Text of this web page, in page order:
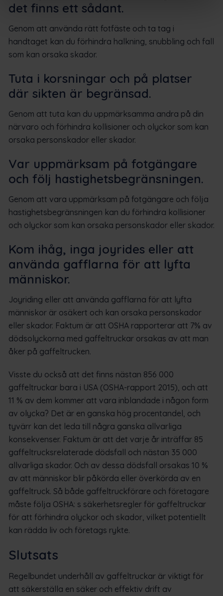
det finns ett sådant.
Genom att använda rätt fotfäste och ta tag i
handtaget kan du förhindra halkning, snubbling och fall
som kan orsaka skador.
Tuta i korsningar och på platser
där sikten är begränsad.
Genom att tuta kan du uppmärksamma andra på din
närvaro och förhindra kollisioner och olyckor som kan
orsaka personskador eller skador.
Var uppmärksam på fotgängare
och följ hastighetsbegränsningen.
Genom att vara uppmärksam på fotgängare och följa
hastighetsbegränsningen kan du förhindra kollisioner
och olyckor som kan orsaka personskador eller skador.
Kom ihåg, inga joyrides eller att
använda gafflarna för att lyfta
människor.
Joyriding eller att använda gafflarna för att lyfta
människor är osäkert och kan orsaka personskador
eller skador. Faktum är att OSHA rapporterar att 7% av
dödsolyckorna med gaffeltruckar orsakas av att man
åker på gaffeltrucken.
Visste du också att det finns nästan 856 000
gaffeltruckar bara i USA (OSHA-rapport 2015), och att
11 % av dem kommer att vara inblandade i någon form
av olycka? Det är en ganska hög procentandel, och
tyvärr kan det leda till några ganska allvarliga
konsekvenser. Faktum är att det varje år inträffar 85
gaffeltrucksrelaterade dödsfall och nästan 35 000
allvarliga skador. Och av dessa dödsfall orsakas 10 %
av att människor blir påkörda eller överkörda av en
gaffeltruck. Så både gaffeltruckförare och företagare
måste följa OSHA: s säkerhetsregler för gaffeltruckar
för att förhindra olyckor och skador, vilket potentiellt
kan rädda liv och företags rykte.
Slutsats
Regelbundet underhåll av gaffeltruckar är viktigt för
att säkerställa en säker och effektiv drift av